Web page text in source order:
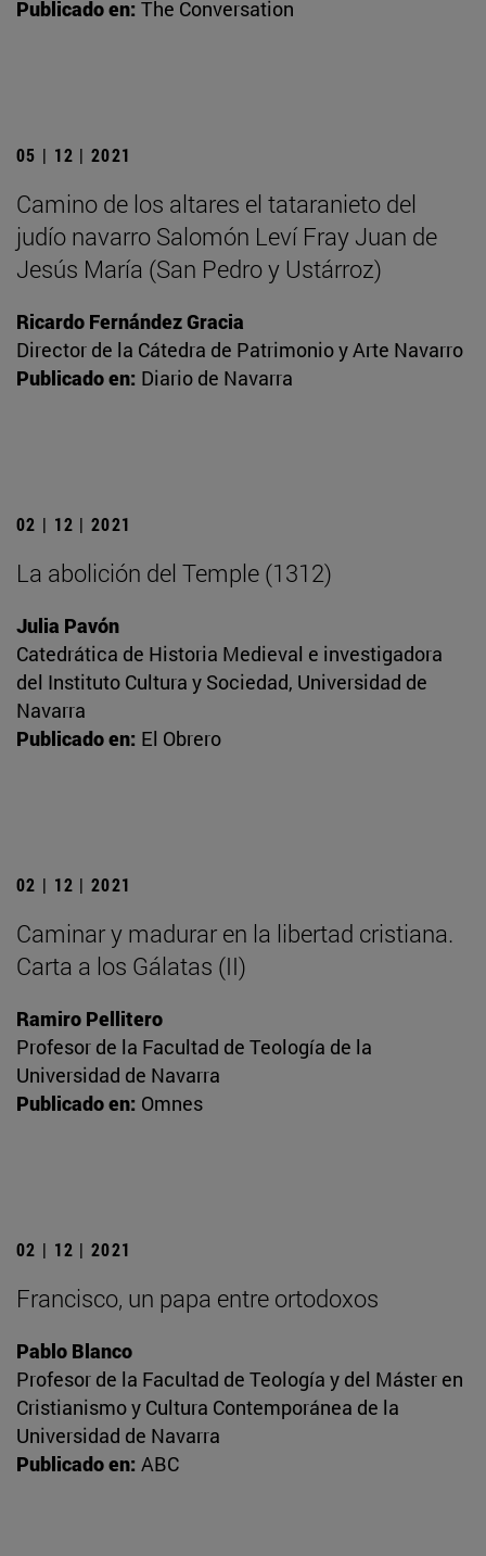
Publicado en: The Conversation
05 | 12 | 2021
Camino de los altares el tataranieto del
judío navarro Salomón Leví Fray Juan de
Jesús María (San Pedro y Ustárroz)
Ricardo Fernández Gracia
Director de la Cátedra de Patrimonio y Arte Navarro
Publicado en: Diario de Navarra
02 | 12 | 2021
La abolición del Temple (1312)
Julia Pavón
Catedrática de Historia Medieval e investigadora
del Instituto Cultura y Sociedad, Universidad de
Navarra
Publicado en: El Obrero
02 | 12 | 2021
Caminar y madurar en la libertad cristiana.
Carta a los Gálatas (II)
Ramiro Pellitero
Profesor de la Facultad de Teología de la
Universidad de Navarra
Publicado en: Omnes
02 | 12 | 2021
Francisco, un papa entre ortodoxos
Pablo Blanco
Profesor de la Facultad de Teología y del Máster en
Cristianismo y Cultura Contemporánea de la
Universidad de Navarra
Publicado en: ABC